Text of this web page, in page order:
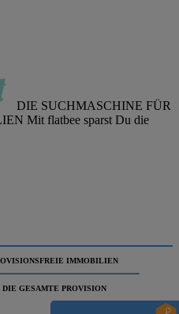
DIE SUCHMASCHINE FÜR
Mit flatbee sparst Du die
IMMOBILIEN
GESAMTE PROVISION